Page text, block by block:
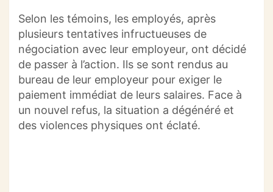
Selon les témoins, les employés, après
plusieurs tentatives infructueuses de
négociation avec leur employeur, ont décidé
de passer à l’action. Ils se sont rendus au
bureau de leur employeur pour exiger le
paiement immédiat de leurs salaires. Face à
un nouvel refus, la situation a dégénéré et
des violences physiques ont éclaté.